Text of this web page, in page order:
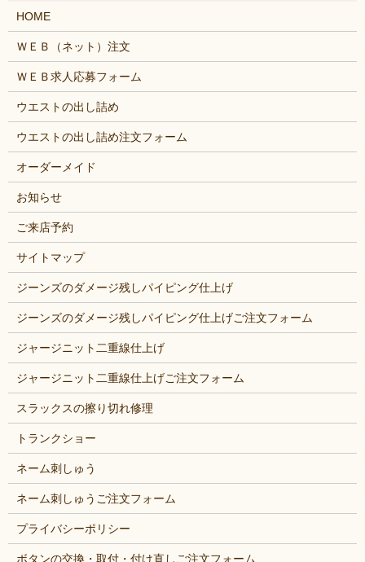
HOME
ＷＥＢ（ネット）注文
ＷＥＢ求人応募フォーム
ウエストの出し詰め
ウエストの出し詰め注文フォーム
オーダーメイド
お知らせ
ご来店予約
サイトマップ
ジーンズのダメージ残しパイピング仕上げ
ジーンズのダメージ残しパイピング仕上げご注文フォーム
ジャージニット二重線仕上げ
ジャージニット二重線仕上げご注文フォーム
スラックスの擦り切れ修理
トランクショー
ネーム刺しゅう
ネーム刺しゅうご注文フォーム
プライバシーポリシー
ボタンの交換・取付・付け直しご注文フォーム